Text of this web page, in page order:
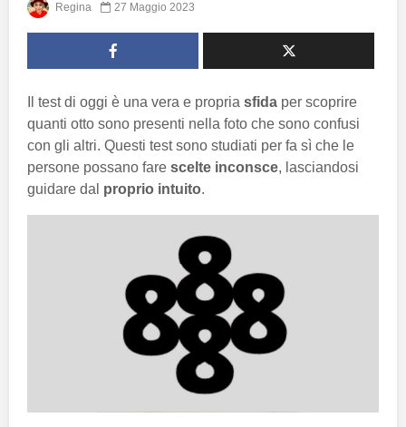
Regina 27 Maggio 2023
Il test di oggi è una vera e propria sfida per scoprire
quanti otto sono presenti nella foto che sono confusi
con gli altri. Questi test sono studiati per fa sì che le
persone possano fare scelte inconsce, lasciandosi
guidare dal proprio intuito.